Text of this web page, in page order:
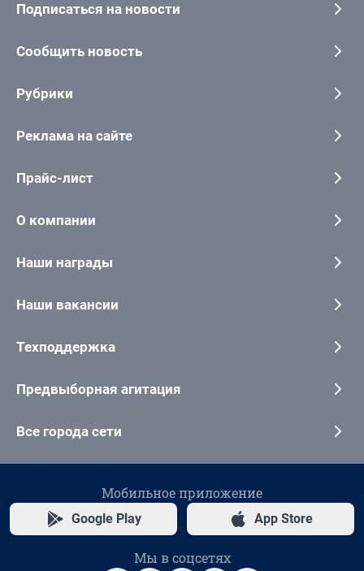
Подписаться на новости
Сообщить новость
Рубрики
Реклама на сайте
Прайс-лист
О компании
Наши награды
Наши вакансии
Техподдержка
Предвыборная агитация
Все города сети
Мобильное приложение
Google Play App Store
Мы в соцсетях